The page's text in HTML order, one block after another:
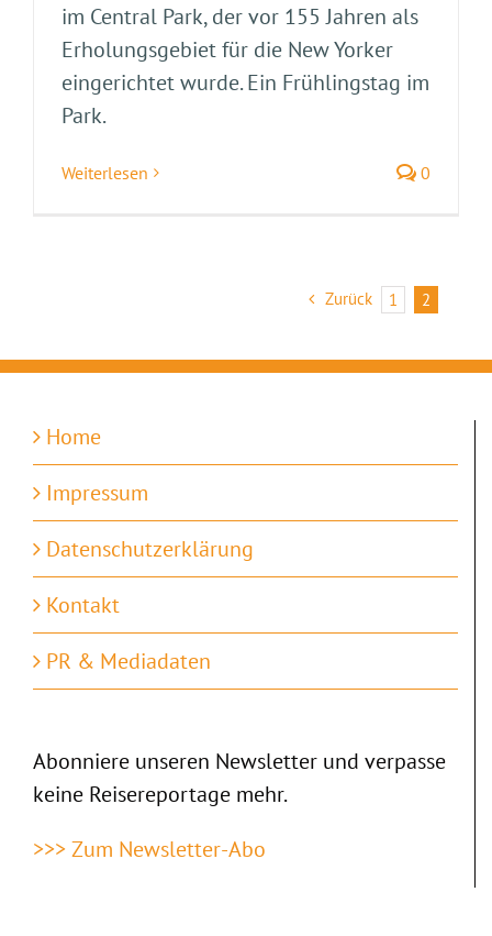
im Central Park, der vor 155 Jahren als
Erholungsgebiet für die New Yorker
eingerichtet wurde. Ein Frühlingstag im
Park.
Weiterlesen 0
Zurück 1 2
Home
Impressum
Datenschutzerklärung
Kontakt
PR & Mediadaten
Abonniere unseren Newsletter und verpasse
keine Reisereportage mehr.
>>> Zum Newsletter-Abo